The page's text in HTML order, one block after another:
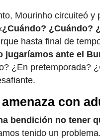
Mourinho circuiteó y
¿Cuándo? ¿Cuándo?
hasta final de
jugaríamos ante el
¿En pretemporada?
amenaza con
bendición no tener
tenido un